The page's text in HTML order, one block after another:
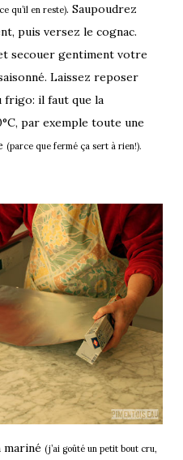
qu’il en reste). Saupoudrez
puis versez le cognac.
secouer gentiment votre
Laissez reposer
frigo: il faut que la
par exemple toute une
(parce que fermé ça sert à rien!).
mariné (j’ai goûté un petit bout cru,